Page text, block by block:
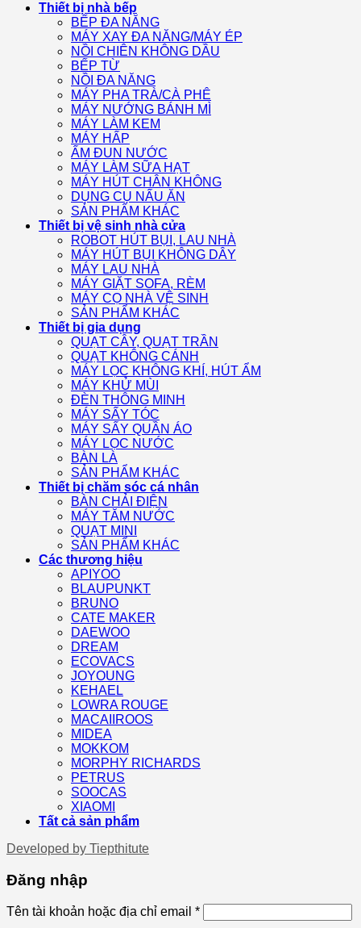
Thiết bị nhà bếp
BẾP ĐA NĂNG
MÁY XAY ĐA NĂNG/MÁY ÉP
NỒI CHIÊN KHÔNG DẦU
BẾP TỪ
NỒI ĐA NĂNG
MÁY PHA TRÀ/CÀ PHÊ
MÁY NƯỚNG BÁNH MÌ
MÁY LÀM KEM
MÁY HẤP
ẤM ĐUN NƯỚC
MÁY LÀM SỮA HẠT
MÁY HÚT CHÂN KHÔNG
DỤNG CỤ NẤU ĂN
SẢN PHẨM KHÁC
Thiết bị vệ sinh nhà cửa
ROBOT HÚT BỤI, LAU NHÀ
MÁY HÚT BỤI KHÔNG DÂY
MÁY LAU NHÀ
MÁY GIẶT SOFA, RÈM
MÁY CỌ NHÀ VỆ SINH
SẢN PHẨM KHÁC
Thiết bị gia dụng
QUẠT CÂY, QUẠT TRẦN
QUẠT KHÔNG CÁNH
MÁY LỌC KHÔNG KHÍ, HÚT ẨM
MÁY KHỬ MÙI
ĐÈN THÔNG MINH
MÁY SẤY TÓC
MÁY SẤY QUẦN ÁO
MÁY LỌC NƯỚC
BÀN LÀ
SẢN PHẨM KHÁC
Thiết bị chăm sóc cá nhân
BÀN CHẢI ĐIỆN
MÁY TĂM NƯỚC
QUẠT MINI
SẢN PHẨM KHÁC
Các thương hiệu
APIYOO
BLAUPUNKT
BRUNO
CATE MAKER
DAEWOO
DREAM
ECOVACS
JOYOUNG
KEHAEL
LOWRA ROUGE
MACAIIROOS
MIDEA
MOKKOM
MORPHY RICHARDS
PETRUS
SOOCAS
XIAOMI
Tất cả sản phẩm
Developed by Tiepthitute
Đăng nhập
Tên tài khoản hoặc địa chỉ email *